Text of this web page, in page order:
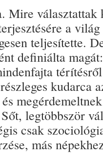
Mire
a
teljesítette.
definiálta
kudarca
legtöbbször
csak
más